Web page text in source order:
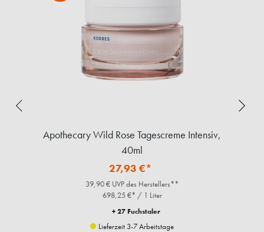
Apothecary Wild Rose Tagescreme Intensiv,
40ml
27,93 €*
39,90 € UVP des Herstellers**
698,25 €* / 1 Liter
+ 27 Fuchstaler
Lieferzeit 3-7 Arbeitstage